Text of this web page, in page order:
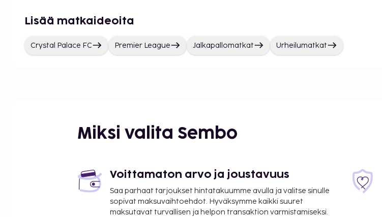
Lisää matkaideoita
Crystal Palace FC Premier League Jalkapallomatkat Urheilumatkat
Miksi valita Sembo
Voittamaton arvo ja joustavuus
Saa parhaat tarjoukset hintatakuumme avulla ja valitse sinulle
sopivat maksuvaihtoehdot. Hyväksymme kaikki suuret
maksutavat turvallisen ja helpon transaktion varmistamiseksi.